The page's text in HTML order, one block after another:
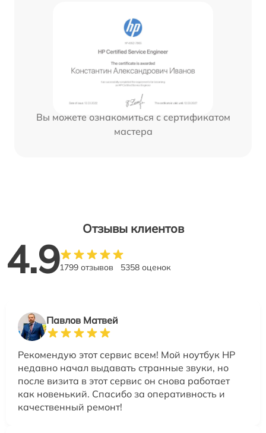
Вы можете ознакомиться с сертификатом
мастера
Отзывы клиентов
4.91799 отзывов 5358 оценок
Павлов Матвей
Рекомендую этот сервис всем! Мой ноутбук HP
недавно начал выдавать странные звуки, но
после визита в этот сервис он снова работает
как новенький. Спасибо за оперативность и
качественный ремонт!